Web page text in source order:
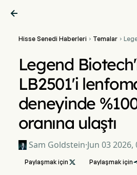

Hisse Senedi Haberleri  Temalar
Legend
LB2501'i
deneyinde
oranına ulaştı
Sam Goldstein·Jun 03 2026,
Paylaşmak için  Paylaşmak için